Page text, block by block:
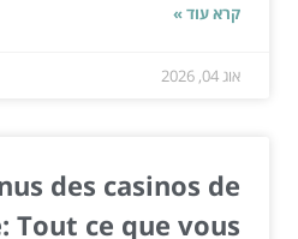
קרא עוד »
אוג 04, 2026
des casinos de
Tout ce que vous